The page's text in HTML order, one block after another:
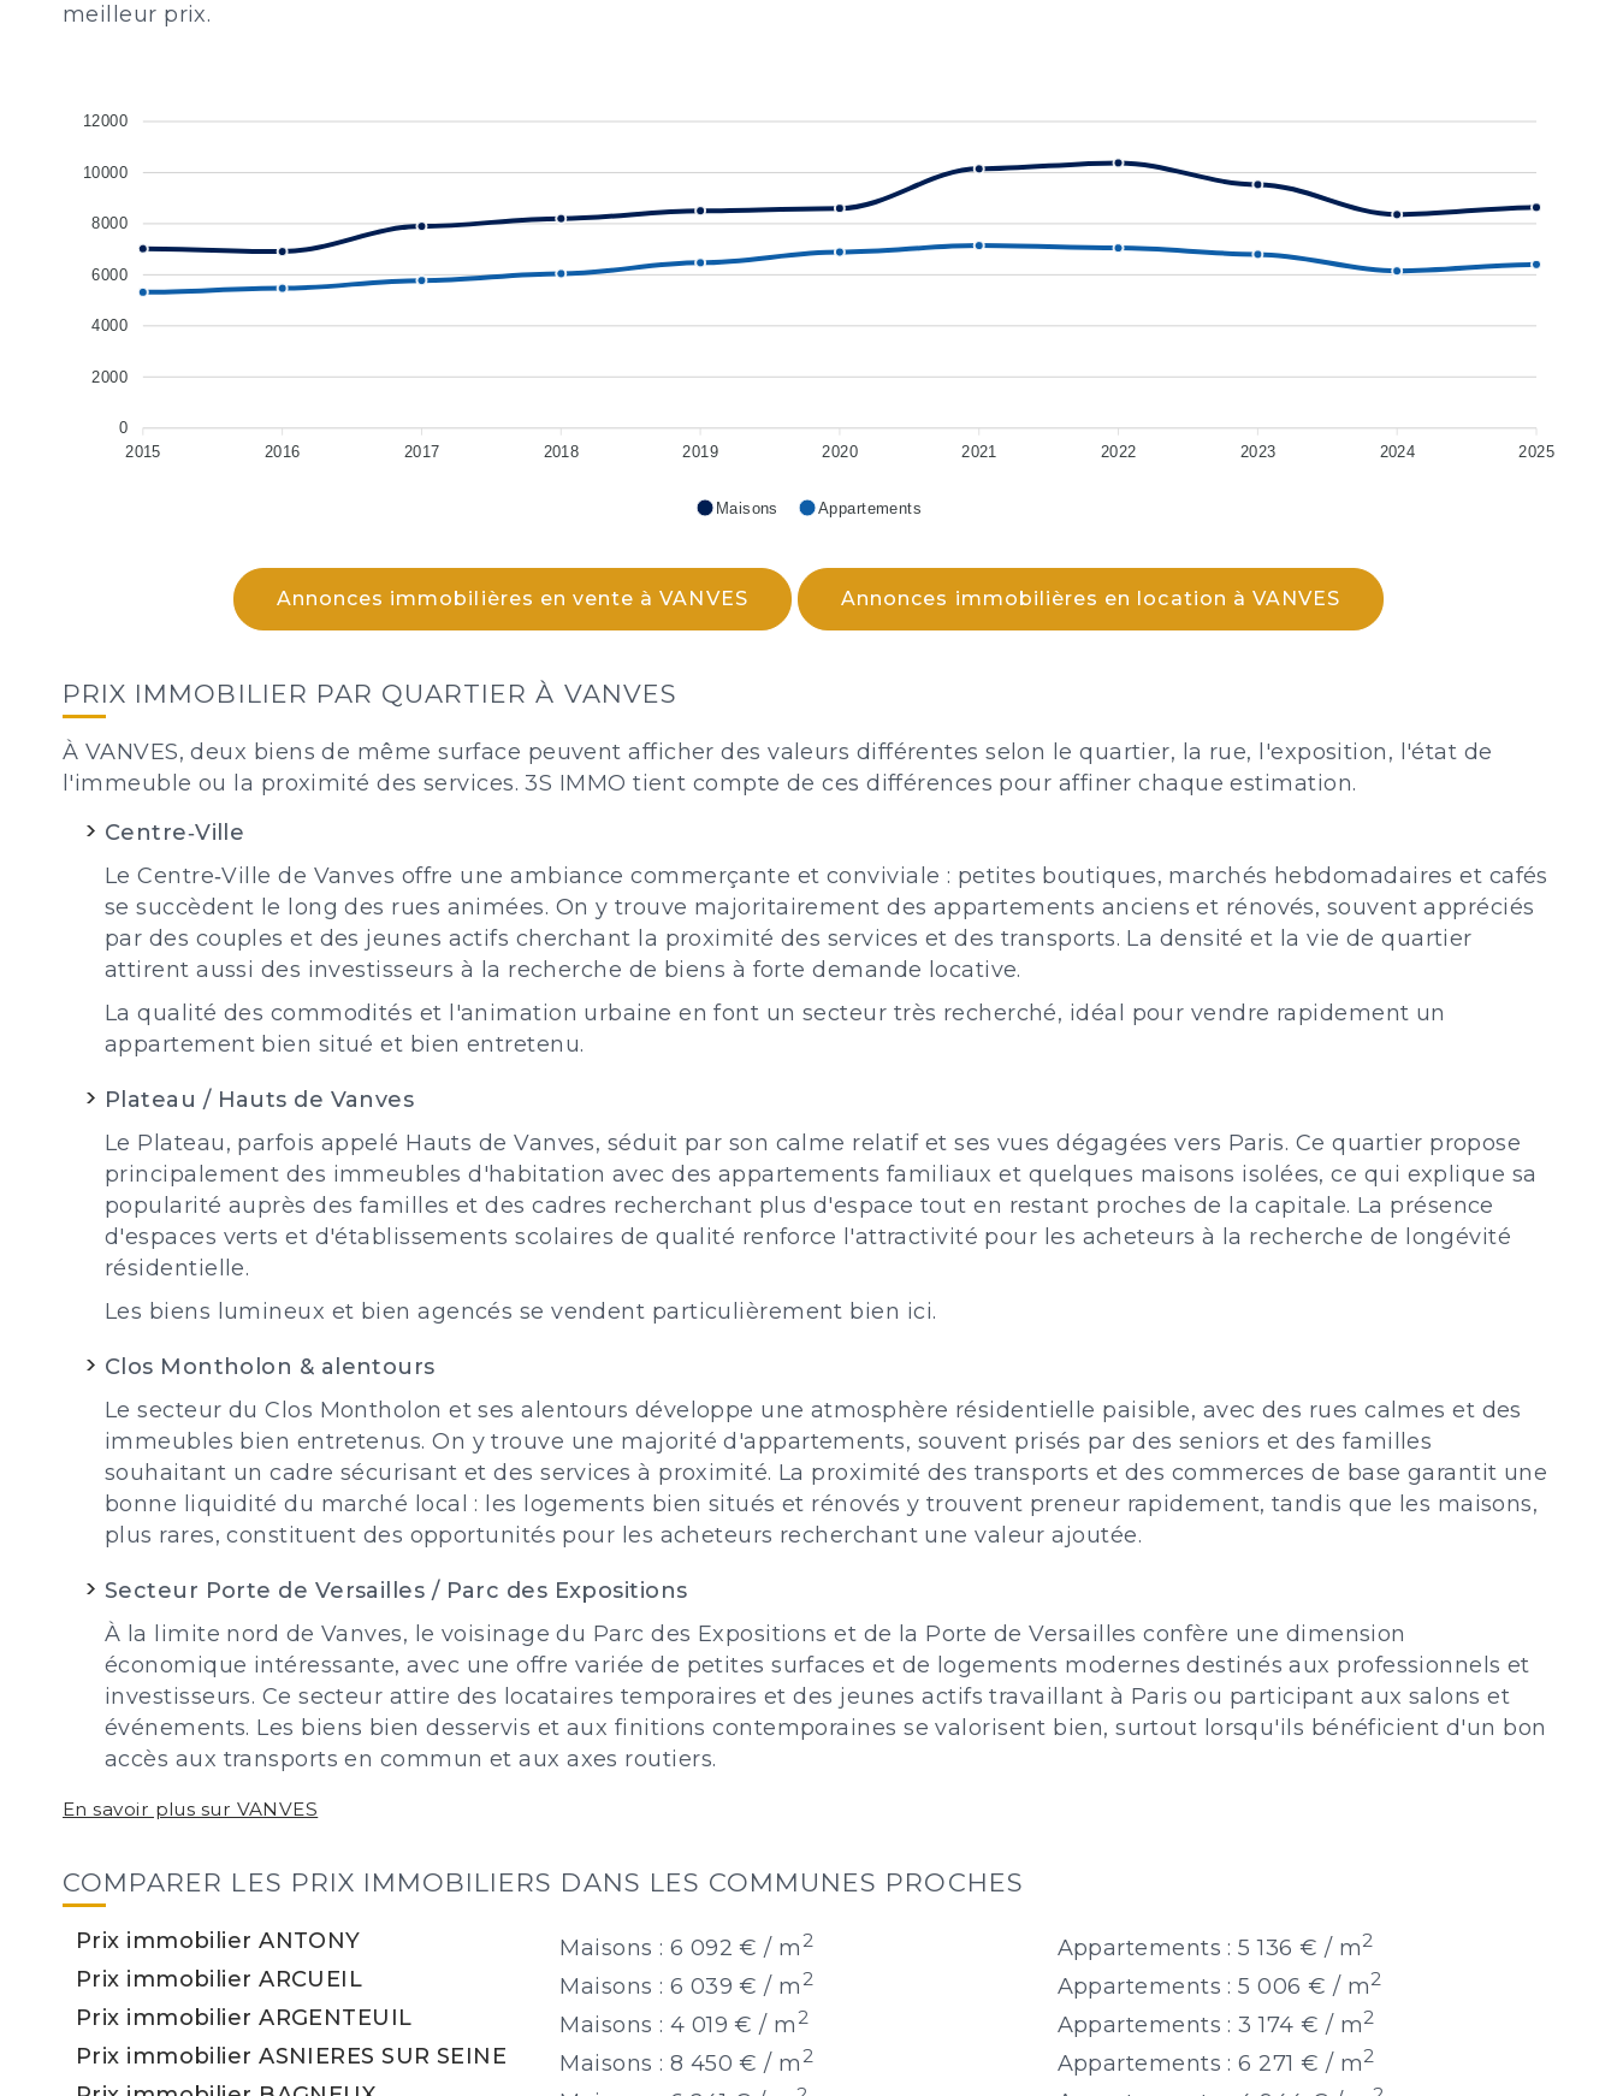
meilleur prix.
12000
10000
8000
6000
4000
2000
0
2015
2016 2017 2018 2019 2020 2021 2022 2023 2024 2025
Maisons Appartements
Annonces immobilières en vente à VANVES Annonces immobilières en location à VANVES
PRIX IMMOBILIER PAR QUARTIER À VANVES
À VANVES, deux biens de même surface peuvent afficher des valeurs différentes selon le quartier, la rue, l'exposition, l'état de
l'immeuble ou la proximité des services. 3S IMMO tient compte de ces différences pour affiner chaque estimation.
Centre‑Ville
Le Centre‑Ville de Vanves offre une ambiance commerçante et conviviale : petites boutiques, marchés hebdomadaires et cafés
se succèdent le long des rues animées. On y trouve majoritairement des appartements anciens et rénovés, souvent appréciés
par des couples et des jeunes actifs cherchant la proximité des services et des transports. La densité et la vie de quartier
attirent aussi des investisseurs à la recherche de biens à forte demande locative.
La qualité des commodités et l'animation urbaine en font un secteur très recherché, idéal pour vendre rapidement un
appartement bien situé et bien entretenu.
Plateau / Hauts de Vanves
Le Plateau, parfois appelé Hauts de Vanves, séduit par son calme relatif et ses vues dégagées vers Paris. Ce quartier propose
principalement des immeubles d'habitation avec des appartements familiaux et quelques maisons isolées, ce qui explique sa
popularité auprès des familles et des cadres recherchant plus d'espace tout en restant proches de la capitale. La présence
d'espaces verts et d'établissements scolaires de qualité renforce l'attractivité pour les acheteurs à la recherche de longévité
résidentielle.
Les biens lumineux et bien agencés se vendent particulièrement bien ici.
Clos Montholon & alentours
Le secteur du Clos Montholon et ses alentours développe une atmosphère résidentielle paisible, avec des rues calmes et des
immeubles bien entretenus. On y trouve une majorité d'appartements, souvent prisés par des seniors et des familles
souhaitant un cadre sécurisant et des services à proximité. La proximité des transports et des commerces de base garantit une
bonne liquidité du marché local : les logements bien situés et rénovés y trouvent preneur rapidement, tandis que les maisons,
plus rares, constituent des opportunités pour les acheteurs recherchant une valeur ajoutée.
Secteur Porte de Versailles / Parc des Expositions
À la limite nord de Vanves, le voisinage du Parc des Expositions et de la Porte de Versailles confère une dimension
économique intéressante, avec une offre variée de petites surfaces et de logements modernes destinés aux professionnels et
investisseurs. Ce secteur attire des locataires temporaires et des jeunes actifs travaillant à Paris ou participant aux salons et
événements. Les biens bien desservis et aux finitions contemporaines se valorisent bien, surtout lorsqu'ils bénéficient d'un bon
accès aux transports en commun et aux axes routiers.
En savoir plus sur VANVES
COMPARER LES PRIX IMMOBILIERS DANS LES COMMUNES PROCHES
Prix immobilier ANTONY Maisons : 6 092 € / m2 Appartements : 5 136 € / m2
Prix immobilier ARCUEIL Maisons : 6 039 € / m2 Appartements : 5 006 € / m2
Prix immobilier ARGENTEUIL Maisons : 4 019 € / m2 Appartements : 3 174 € / m2
Prix immobilier ASNIERES SUR SEINE Maisons : 8 450 € / m2 Appartements : 6 271 € / m2